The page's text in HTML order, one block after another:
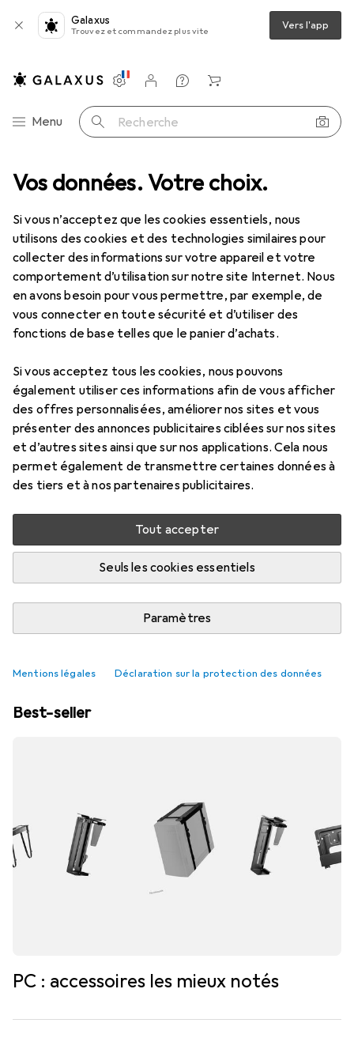
Vos données. Votre choix.
Si vous n’acceptez que les cookies essentiels, nous
utilisons des cookies et des technologies similaires pour
collecter des informations sur votre appareil et votre
comportement d’utilisation sur notre site Internet. Nous
en avons besoin pour vous permettre, par exemple, de
vous connecter en toute sécurité et d’utiliser des
fonctions de base telles que le panier d’achats.
Si vous acceptez tous les cookies, nous pouvons
également utiliser ces informations afin de vous afficher
des offres personnalisées, améliorer nos sites et vous
présenter des annonces publicitaires ciblées sur nos sites
et d’autres sites ainsi que sur nos applications. Cela nous
permet également de transmettre certaines données à
des tiers et à nos partenaires publicitaires.
Tout accepter
Seuls les cookies essentiels
Paramètres
Mentions légales Déclaration sur la protection des données
Galaxus
Trouvez et commandez plus vite Vers l'app
Navigation par catégorie
Menu Recherche
Paramètres
Compte client
Listes de comparaison
Listes d'envies
Panier
IT + multimédia Composants PC Composants PC : accessoires
Composants PC : accessoires
DécouvrirForum
En coulisse
« Unreal Tournament » sur le premier
iMac
Best-seller
PC : accessoires les mieux notés